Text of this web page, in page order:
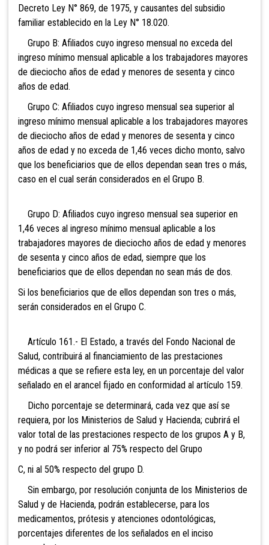
Decreto Ley N° 869, de 1975, y causantes del subsidio
familiar establecido en la Ley N° 18.020.
Grupo B: Afiliados cuyo ingreso mensual no exceda del
ingreso mínimo mensual aplicable a los trabajadores mayores
de dieciocho años de edad y menores de sesenta y cinco
años de edad.
Grupo C: Afiliados cuyo ingreso mensual sea superior al
ingreso mínimo mensual aplicable a los trabajadores mayores
de dieciocho años de edad y menores de sesenta y cinco
años de edad y no exceda de 1,46 veces dicho monto, salvo
que los beneficiarios que de ellos dependan sean tres o más,
caso en el cual serán considerados en el Grupo B.
Grupo D: Afiliados cuyo ingreso mensual sea superior en
1,46 veces al ingreso mínimo mensual aplicable a los
trabajadores mayores de dieciocho años de edad y menores
de sesenta y cinco años de edad, siempre que los
beneficiarios que de ellos dependan no sean más de dos.
Si los beneficiarios que de ellos dependan son tres o más,
serán considerados en el Grupo C.
Artículo 161.- El Estado, a través del Fondo Nacional de
Salud, contribuirá al financiamiento de las prestaciones
médicas a que se refiere esta ley, en un porcentaje del valor
señalado en el arancel fijado en conformidad al artículo 159.
Dicho porcentaje se determinará, cada vez que así se
requiera, por los Ministerios de Salud y Hacienda; cubrirá el
valor total de las prestaciones respecto de los grupos A y B,
y no podrá ser inferior al 75% respecto del Grupo
C, ni al 50% respecto del grupo D.
Sin embargo, por resolución conjunta de los Ministerios de
Salud y de Hacienda, podrán establecerse, para los
medicamentos, prótesis y atenciones odontológicas,
porcentajes diferentes de los señalados en el inciso